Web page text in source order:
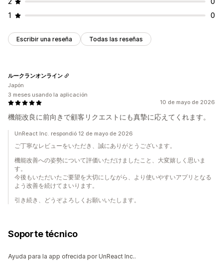
1
0
Escribir una reseña Todas las reseñas
10 de mayo de 2026
機能改良に前向きで顧客リクエストにも真摯に応えてくれます。
ルークランオンライン
Japón
3 meses usando la aplicación
UnReact Inc. respondió 12 de mayo de 2026
ご丁寧なレビューをいただき、誠にありがとうございます。
機能改善への姿勢について評価いただけましたこと、大変嬉しく思いま
す。
今後もいただいたご要望を大切にしながら、より使いやすいアプリとなる
よう改善を続けてまいります。
引き続き、どうぞよろしくお願いいたします。
Soporte técnico
Ayuda para la app ofrecida por UnReact Inc..